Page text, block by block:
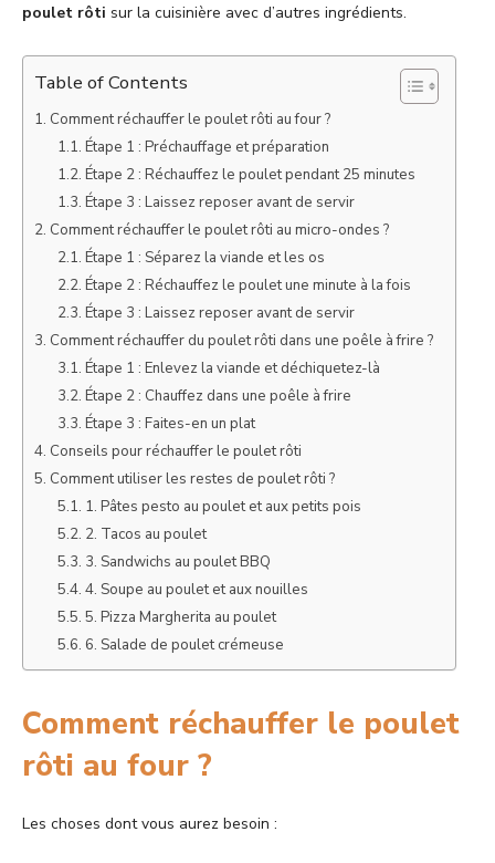
poulet rôti sur la cuisinière avec d’autres ingrédients.
Table of Contents
Comment réchauffer le poulet rôti au four ?
Étape 1 : Préchauffage et préparation
Étape 2 : Réchauffez le poulet pendant 25 minutes
Étape 3 : Laissez reposer avant de servir
Comment réchauffer le poulet rôti au micro-ondes ?
Étape 1 : Séparez la viande et les os
Étape 2 : Réchauffez le poulet une minute à la fois
Étape 3 : Laissez reposer avant de servir
Comment réchauffer du poulet rôti dans une poêle à frire ?
Étape 1 : Enlevez la viande et déchiquetez-là
Étape 2 : Chauffez dans une poêle à frire
Étape 3 : Faites-en un plat
Conseils pour réchauffer le poulet rôti
Comment utiliser les restes de poulet rôti ?
1. Pâtes pesto au poulet et aux petits pois
2. Tacos au poulet
3. Sandwichs au poulet BBQ
4. Soupe au poulet et aux nouilles
5. Pizza Margherita au poulet
6. Salade de poulet crémeuse
Comment réchauffer le poulet
rôti au four ?
Les choses dont vous aurez besoin :